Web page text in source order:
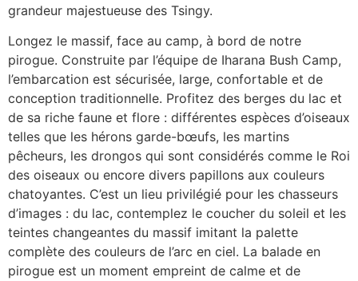
grandeur majestueuse des Tsingy.
Longez le massif, face au camp, à bord de notre
pirogue. Construite par l’équipe de Iharana Bush Camp,
l’embarcation est sécurisée, large, confortable et de
conception traditionnelle. Profitez des berges du lac et
de sa riche faune et flore : différentes espèces d’oiseaux
telles que les hérons garde-bœufs, les martins
pêcheurs, les drongos qui sont considérés comme le Roi
des oiseaux ou encore divers papillons aux couleurs
chatoyantes. C’est un lieu privilégié pour les chasseurs
d’images : du lac, contemplez le coucher du soleil et les
teintes changeantes du massif imitant la palette
complète des couleurs de l’arc en ciel. La balade en
pirogue est un moment empreint de calme et de